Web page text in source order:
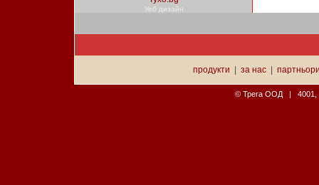
Уеб дизайн
продукти за нас|
© Трега ООД | 4001,